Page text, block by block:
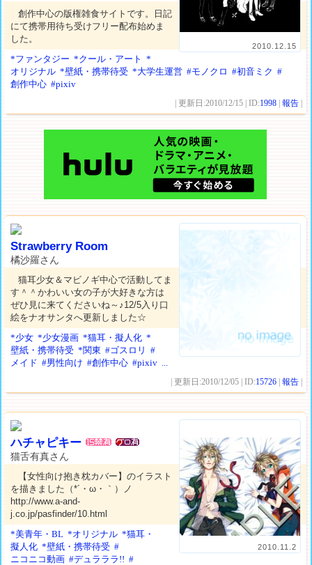
2010.12.15
創作中心の版権雑食サイトです。日記
にて携帯用待ち受けフリー配布始めま
した。
*ファンタジー *クール・アート
*
オリジナル *壁紙・携帯待受 *大学生運営 #モノクロ #初音ミク #
創作中心 #pixiv
| 更新日:2010/12/15 | ID:1998 |報告 |
Strawberry Room
橘沙羅さん
猫耳少女＆マビノギ中心で活動してま
す＾＾かわいい女の子が大好きな方は
ぜひ見に来てくださいね～♪12/5入り口
絵をナオサンタへ更新しました☆
*少女 *少女漫画 *猫耳・擬人化 *
壁紙・携帯待受 *関東 #ゴスロリ
#
メイド #男性向け #創作中心 #pixiv
| 更新日:2010/12/05 | ID:15726 |報告 |
2010.11.2
ハチャピキー
猫舌有真さん
【女性向け抱き枕カバー】のイラスト
を描きました（*´・ω・｀）ノ
http://www.a-and-
j.co.jp/pasfinder/10.html
*美青年・BL *オリジナル *猫耳・
擬人化 *壁紙・携帯待受 #
ニコニコ動画 #デュラララ!! #